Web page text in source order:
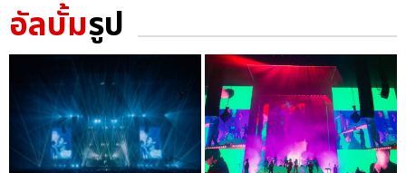
อัลบั้มรูป